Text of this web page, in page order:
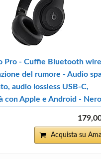
Pro - Cuffie Bluetooth
del rumore - Audio
audio lossless USB-C,
con Apple e Android - Nero
Acquista su